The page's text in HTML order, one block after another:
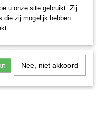
u onze site gebruikt. Zij
die zij mogelijk hebben
Nee, niet akkoord